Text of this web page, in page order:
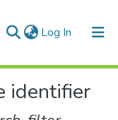
Log In (current)
identifier